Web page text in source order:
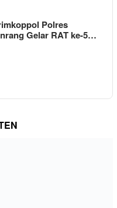
Polres
Gelar RAT ke-5…